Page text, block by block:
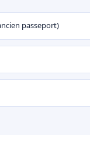
passeport)